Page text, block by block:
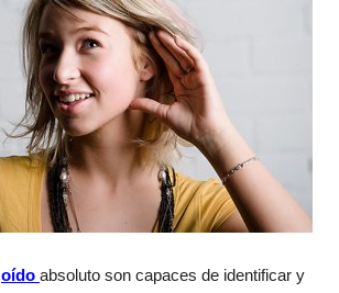
oído absoluto son capaces de identificar y